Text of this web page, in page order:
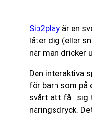
Sip2play är en
låter dig (eller
när man dricker
Den interaktiva
för barn som på
svårt att få i sig
näringsdryck.